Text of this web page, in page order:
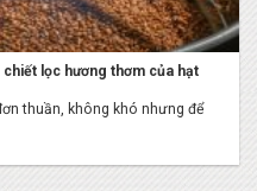
lọc hương thơm của hạt
thuần, không khó nhưng để